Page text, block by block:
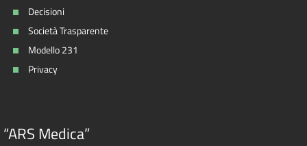
Decisioni
Società Trasparente
Modello 231
Privacy
“ARS Medica”